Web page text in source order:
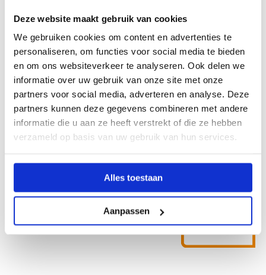
Deze website maakt gebruik van cookies
We gebruiken cookies om content en advertenties te
personaliseren, om functies voor social media te bieden
en om ons websiteverkeer te analyseren. Ook delen we
informatie over uw gebruik van onze site met onze
partners voor social media, adverteren en analyse. Deze
partners kunnen deze gegevens combineren met andere
informatie die u aan ze heeft verstrekt of die ze hebben
verzameld op basis van uw gebruik van hun services.
Alles toestaan
Aanpassen
Iris Schuurman
RECRUITER
Lees
over